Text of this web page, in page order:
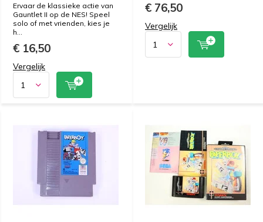
Ervaar de klassieke actie van
Gauntlet II op de NES! Speel
solo of met vrienden, kies je
h...
€ 16,50
Vergelijk
€ 76,50
Vergelijk